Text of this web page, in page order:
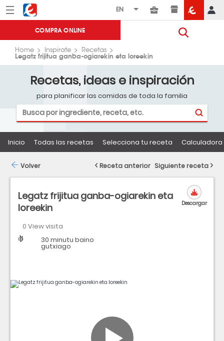
Menú Eroski
COMPRA ONLINE
Home Inspirate Recetas
Legatz frijitua ganba-ogiarekin eta loreekin
Recetas, ideas e inspiración
para planificar las comidas de toda la familia
Inicio Todas las recetas Selecciona tu receta
Legatz frijitua ganba-ogiarekin eta
loreekin
0 View visita
Dificultad
Tiempo 30 minutu baino
gutxiago
Descargar
Volver Receta anterior Siguiente receta